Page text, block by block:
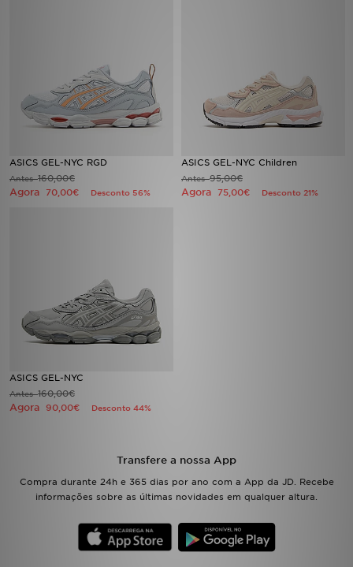
ASICS GEL-NYC RGD
Antes160,00€
Agora 70,00€ Desconto 56%
ASICS GEL-NYC Children
Antes95,00€
Agora 75,00€ Desconto 21%
ASICS GEL-NYC
Antes160,00€
Agora 90,00€ Desconto 44%
Transfere a nossa App
Compra durante 24h e 365 dias por ano com a App da JD. Recebe
informações sobre as últimas novidades em qualquer altura.
TRABALHA CONNOSCO
FAQs